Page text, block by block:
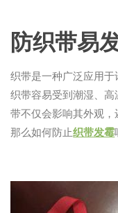
防织带易
织带是一种广泛应用于
织带容易受到潮湿、
带不仅会影响其外观，
那么如何防止织带发霉